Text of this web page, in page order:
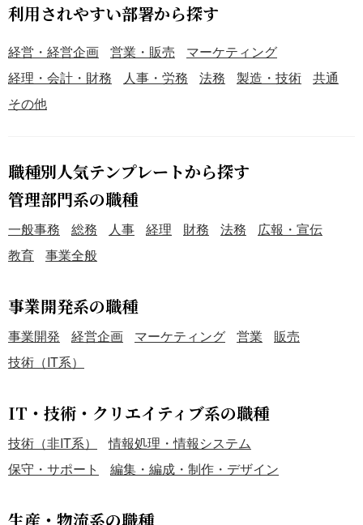
利用されやすい部署から探す
経営・経営企画 営業・販売
マーケティング
経理・会計・財務
人事・労務 法務 製造・技術
共通
その他
職種別人気テンプレートから探す
管理部門系の職種
一般事務 総務 人事 経理 財務 法務
広報・宣伝
教育
事業全般
事業開発系の職種
事業開発 経営企画 マーケティング 営業
販売
技術（IT系）
IT・技術・クリエイティブ系の職種
技術（非IT系）
情報処理・情報システム
保守・サポート
編集・編成・制作・デザイン
生産・物流系の職種